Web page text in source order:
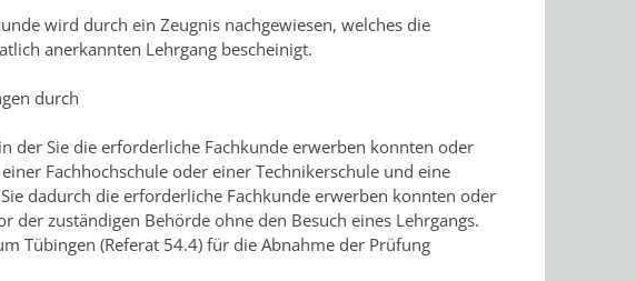
wird durch ein Zeugnis nachgewiesen, welches die
anerkannten Lehrgang bescheinigt.
durch
der Sie die erforderliche Fachkunde erwerben konnten oder
Fachhochschule oder einer Technikerschule und eine
dadurch die erforderliche Fachkunde erwerben konnten oder
zuständigen Behörde ohne den Besuch eines Lehrgangs.
Tübingen (Referat 54.4) für die Abnahme der Prüfung